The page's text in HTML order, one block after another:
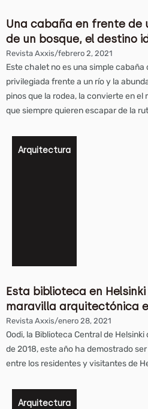
Una cabaña en frente de
de un bosque, el destino
Revista Axxis/febrero 2, 2021
Este chalet no es una simple
privilegiada frente a un río y la
pinos que la rodea, la convierte en
que siempre quieren escapar de la
Arquitectura
Esta biblioteca en
maravilla arquitectónica
Revista Axxis/enero 28, 2021
Oodi, la Biblioteca Central de
de 2018, este año ha demostrado
entre los residentes y visitantes de
Arquitectura